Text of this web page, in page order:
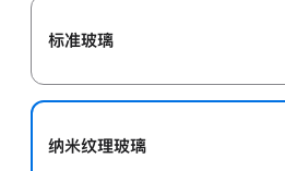
标准玻璃
纳米纹理玻璃